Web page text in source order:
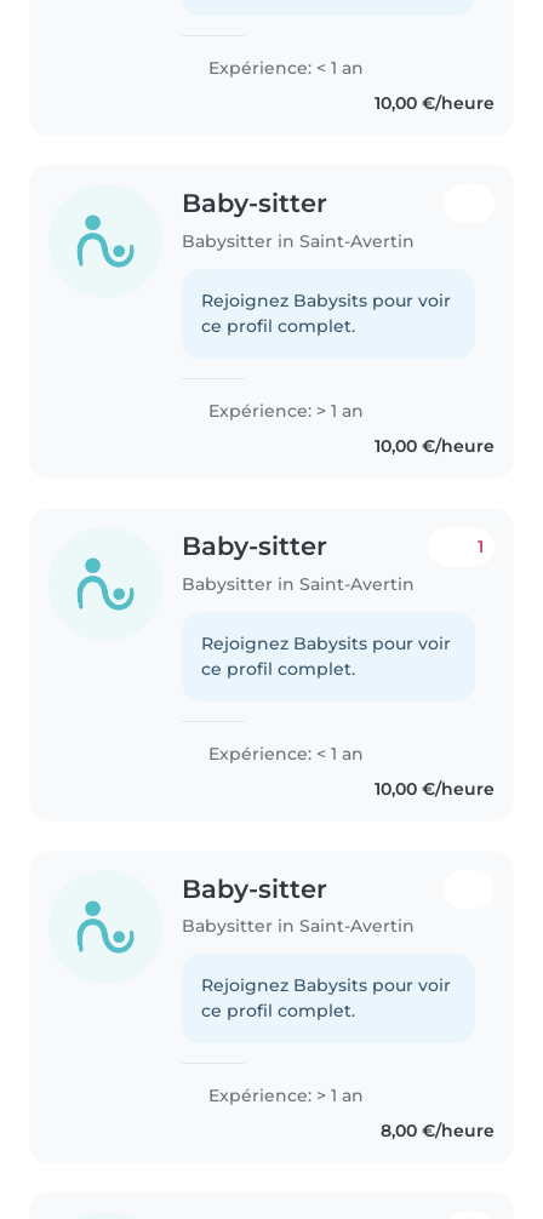
Expérience: < 1 an
10,00 €/heure
Baby-sitter
Babysitter in Saint-Avertin
Rejoignez Babysits pour voir
ce profil complet.
Expérience: > 1 an
10,00 €/heure
Baby-sitter
Babysitter in Saint-Avertin
1
Rejoignez Babysits pour voir
ce profil complet.
Expérience: < 1 an
10,00 €/heure
Baby-sitter
Babysitter in Saint-Avertin
Rejoignez Babysits pour voir
ce profil complet.
Expérience: > 1 an
8,00 €/heure